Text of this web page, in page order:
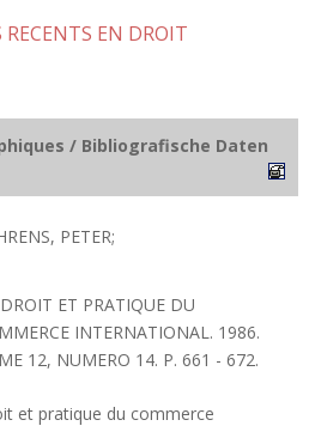
EN DROIT
/ Bibliografische Daten
PETER;
ET PRATIQUE DU
INTERNATIONAL. 1986.
12, NUMERO 14. P. 661 - 672.
et pratique du commerce